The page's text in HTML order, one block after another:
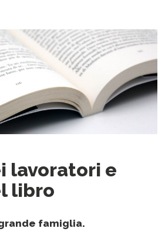
lavoratori e
libro
famiglia.